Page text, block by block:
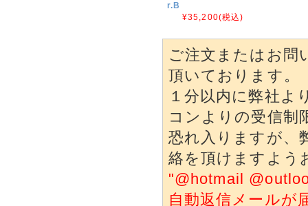
r.B
¥35,200(税込)
ご注文またはお問
頂いております。
１分以内に弊社よ
コンよりの受信制
恐れ入りますが、
絡を頂けますよう
"@hotmail
自動返信メールが